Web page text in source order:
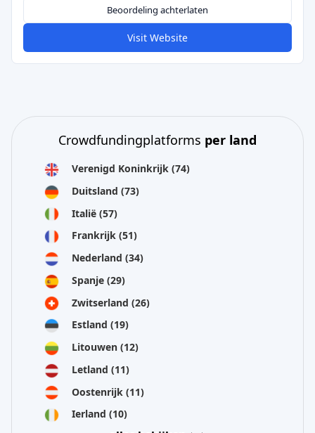
Beoordeling achterlaten
Visit Website
Crowdfundingplatforms per land
Verenigd Koninkrijk (74)
Duitsland (73)
Italië (57)
Frankrijk (51)
Nederland (34)
Spanje (29)
Zwitserland (26)
Estland (19)
Litouwen (12)
Letland (11)
Oostenrijk (11)
Ierland (10)